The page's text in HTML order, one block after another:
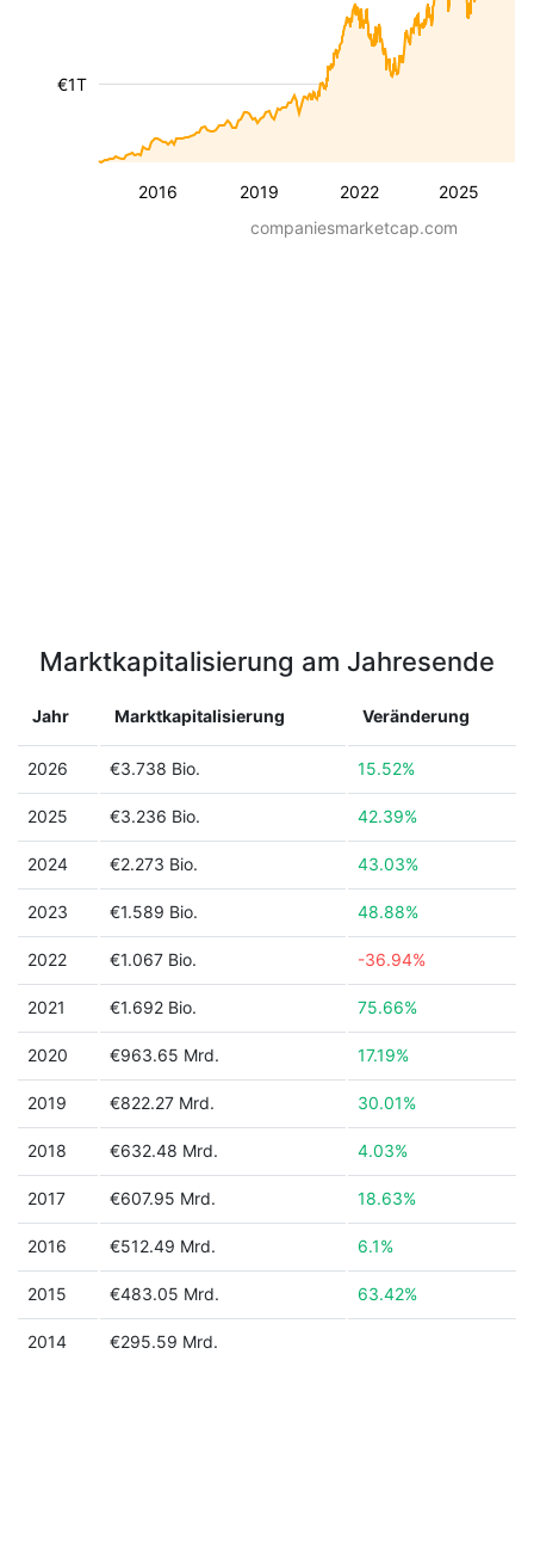
2016 2019 2022 2025
€1T
companiesmarketcap.com
Marktkapitalisierung am Jahresende
Jahr Marktkapitalisierung Veränderung
2026 €3.738 Bio. 15.52%
2025 €3.236 Bio. 42.39%
2024 €2.273 Bio. 43.03%
2023 €1.589 Bio. 48.88%
2022 €1.067 Bio. -36.94%
2021 €1.692 Bio. 75.66%
2020 €963.65 Mrd. 17.19%
2019 €822.27 Mrd. 30.01%
2018 €632.48 Mrd. 4.03%
2017 €607.95 Mrd. 18.63%
2016 €512.49 Mrd. 6.1%
2015 €483.05 Mrd. 63.42%
2014 €295.59 Mrd.